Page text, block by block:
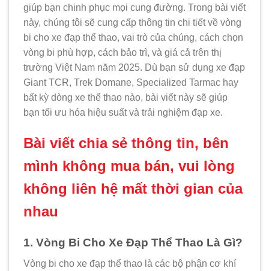
giúp bạn chinh phục mọi cung đường. Trong bài viết
này, chúng tôi sẽ cung cấp thông tin chi tiết về vòng
bi cho xe đạp thể thao, vai trò của chúng, cách chọn
vòng bi phù hợp, cách bảo trì, và giá cả trên thị
trường Việt Nam năm 2025. Dù bạn sử dụng xe đạp
Giant TCR, Trek Domane, Specialized Tarmac hay
bất kỳ dòng xe thể thao nào, bài viết này sẽ giúp
bạn tối ưu hóa hiệu suất và trải nghiệm đạp xe.
Bài viết chia sẻ thông tin, bên
mình không mua bán, vui lòng
không liên hệ mất thời gian của
nhau
1. Vòng Bi Cho Xe Đạp Thể Thao Là Gì?
Vòng bi cho xe đạp thể thao là các bộ phận cơ khí